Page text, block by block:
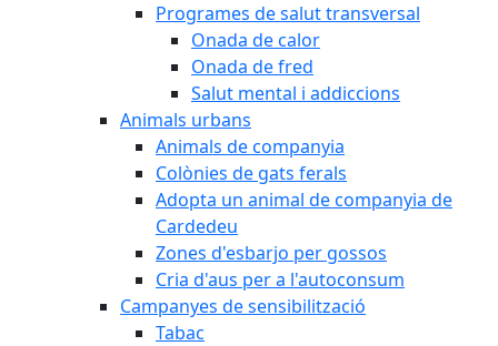
Programes de salut transversal
Onada de calor
Onada de fred
Salut mental i addiccions
Animals urbans
Animals de companyia
Colònies de gats ferals
Adopta un animal de companyia de
Cardedeu
Zones d'esbarjo per gossos
Cria d'aus per a l'autoconsum
Campanyes de sensibilització
Tabac